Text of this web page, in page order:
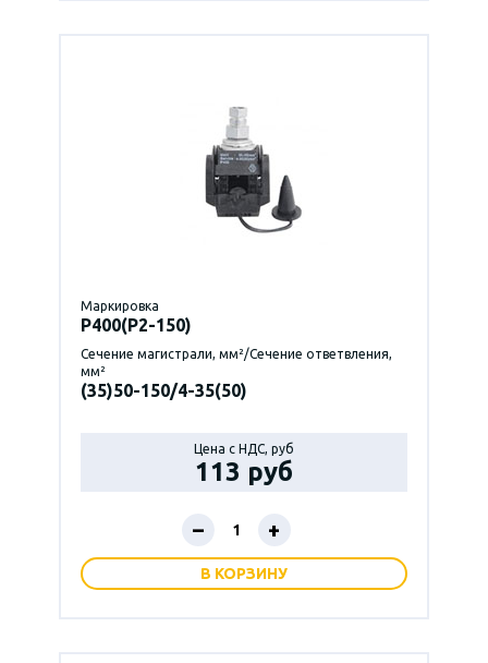
Маркировка
P400(Р2-150)
Сечение магистрали, мм²/Сечение ответвления,
мм²
(35)50-150/4-35(50)
Цена с НДС, руб
113 руб
– +
В КОРЗИНУ